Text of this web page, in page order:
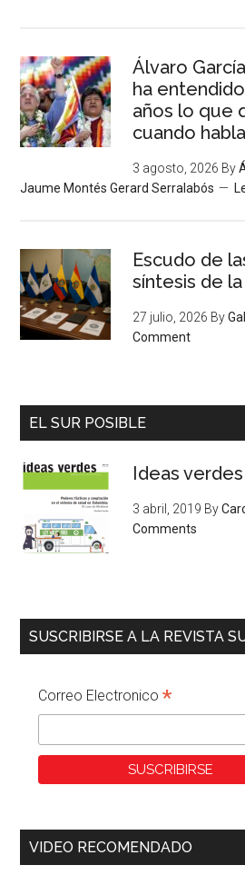
Álvaro
ha
años lo que
cuando
3 agosto, 2026 By
Jaume Montés Gerard Serralabós
Escudo de
síntesis de
27 julio, 2026 By
Comment
EL SUR POSIBLE
Ideas verdes
3 abril, 2019 By
Comments
SUSCRIBIRSE A LA REVISTA
Correo Electronico*
VIDEO RECOMENDADO